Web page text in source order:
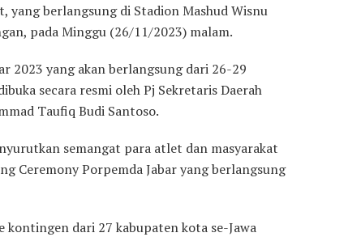
yang berlangsung di Stadion Mashud Wisnu
pada Minggu (26/11/2023) malam.
2023 yang akan berlangsung dari 26-29
secara resmi oleh Pj Sekretaris Daerah
Taufiq Budi Santoso.
semangat para atlet dan masyarakat
Ceremony Porpemda Jabar yang berlangsung
kontingen dari 27 kabupaten kota se-Jawa